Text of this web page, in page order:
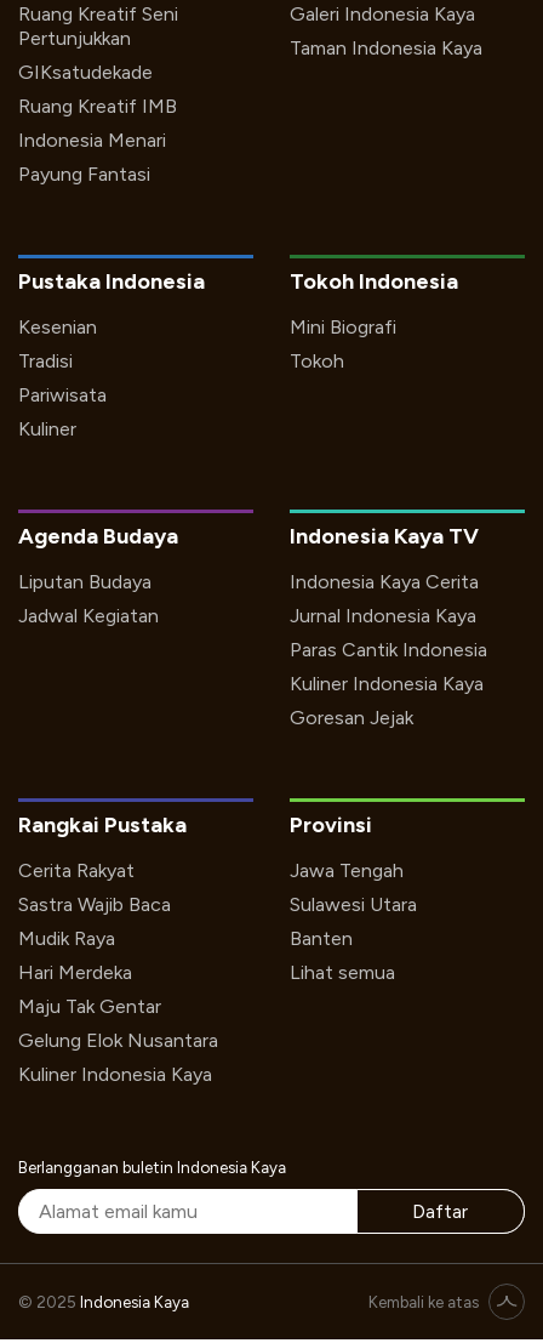
Ruang Kreatif Seni
Pertunjukkan
GIKsatudekade
Ruang Kreatif IMB
Indonesia Menari
Payung Fantasi
Galeri Indonesia Kaya
Taman Indonesia Kaya
Pustaka Indonesia
Kesenian
Tradisi
Pariwisata
Kuliner
Tokoh Indonesia
Mini Biografi
Tokoh
Indonesia Kaya TV
Indonesia Kaya Cerita
Jurnal Indonesia Kaya
Paras Cantik Indonesia
Kuliner Indonesia Kaya
Goresan Jejak
Agenda Budaya
Liputan Budaya
Jadwal Kegiatan
Rangkai Pustaka
Cerita Rakyat
Sastra Wajib Baca
Mudik Raya
Hari Merdeka
Maju Tak Gentar
Gelung Elok Nusantara
Kuliner Indonesia Kaya
Provinsi
Jawa Tengah
Sulawesi Utara
Banten
Lihat semua
Berlangganan buletin Indonesia Kaya
Daftar
© 2025 Indonesia Kaya Kembali ke atas